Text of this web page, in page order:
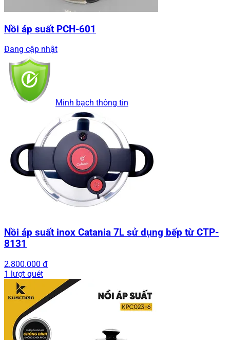
Nồi áp suất PCH-601
Đang cập nhật
Minh bạch thông tin
Nồi áp suất inox Catania 7L sử dụng bếp từ CTP-
8131
2.800.000 đ
1 lượt quét